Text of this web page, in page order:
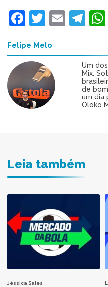
Facebook
Twitter
Email
Felipe Melo
Um
Mix.
de
um dia
Oloko
Leia também
Jéssica Sales